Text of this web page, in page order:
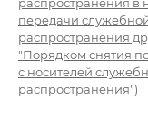
передачи
распространения
"Порядком снятия
с носителей
распространения")